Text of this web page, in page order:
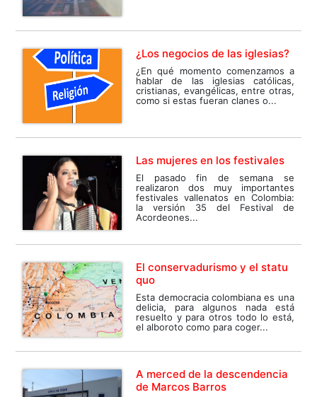
¿Los negocios de las iglesias?
¿En qué momento comenzamos a
hablar de las iglesias católicas,
cristianas, evangélicas, entre otras,
como si estas fueran clanes o...
Las mujeres en los festivales
El pasado fin de semana se
realizaron dos muy importantes
festivales vallenatos en Colombia:
la versión 35 del Festival de
Acordeones...
El conservadurismo y el statu
quo
Esta democracia colombiana es una
delicia, para algunos nada está
resuelto y para otros todo lo está,
el alboroto como para coger...
A merced de la descendencia
de Marcos Barros